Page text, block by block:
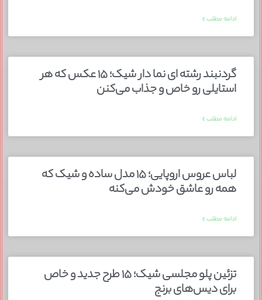
ادامه مطلب »
گردنبند رشته ای نما دار شیک؛ ۱۵ عکس که هر
استایلی رو خاص و جذاب می‌کنن
ادامه مطلب »
لباس عروس اروپایی؛ ۱۵ مدل ساده و شیک که
همه رو عاشق خودش می‌کنه
ادامه مطلب »
تزئین پلو مجلسی شیک؛ ۱۵ طرح جدید و خاص
برای دیس‌های برنج